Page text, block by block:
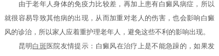
由于老年人身体的免疫力比较差，再加上患有白癜风病症，所以
就很容易导致其他病的出现，从而加重对老人的伤害，也会影响白癜
风的诊治，所以家人应着重护理老年人，避免这些不利的影响出现。
昆明 白斑 医院友情提示：白癜风在治疗上是不能急躁的，如果发